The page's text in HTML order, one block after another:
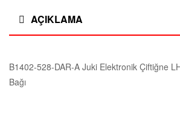
t
l
AÇIKLAMA
B1402-528-DAR-A Juki Elektronik Çiftiğne
Bağı